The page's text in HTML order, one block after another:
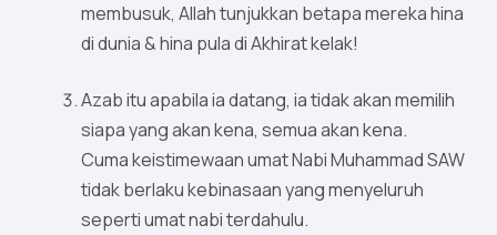
membusuk, Allah tunjukkan betapa mereka hina
di dunia & hina pula di Akhirat kelak!
Azab itu apabila ia datang, ia tidak akan memilih
siapa yang akan kena, semua akan kena.
Cuma keistimewaan umat Nabi Muhammad SAW
tidak berlaku kebinasaan yang menyeluruh
seperti umat nabi terdahulu.